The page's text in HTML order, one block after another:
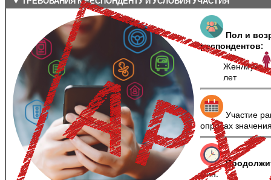
Пол и
респондентов:
Жен/муж
лет
Участие
опросах
мин.